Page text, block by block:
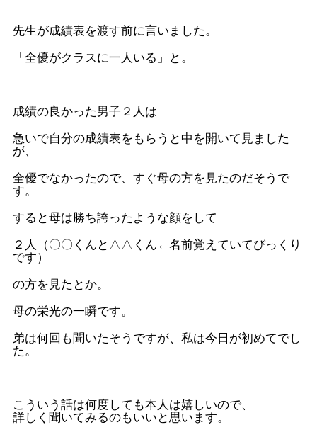
先生が成績表を渡す前に言いました。
「全優がクラスに一人いる」と。
成績の良かった男子２人は
急いで自分の成績表をもらうと中を開いて見ました
が、
全優でなかったので、すぐ母の方を見たのだそうで
す。
すると母は勝ち誇ったような顔をして
２人（〇〇くんと△△くん←名前覚えていてびっくり
です）
の方を見たとか。
母の栄光の一瞬です。
弟は何回も聞いたそうですが、私は今日が初めてでし
た。
こういう話は何度しても本人は嬉しいので、
詳しく聞いてみるのもいいと思います。